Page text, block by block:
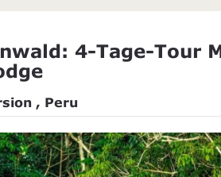
4-Tage-Tour
, Peru